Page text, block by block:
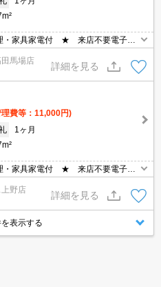
・家具家電付 ★ 来店不要電子契
Fi50/G/月無料貸出、テレビ、洗
庫、電子レンジ、掃除機、エアコ
ーテンなどの家具・家電付き。家
馬場店
詳細を見る
理費等：11,000円)
1ヶ月
・家具家電付 ★ 来店不要電子契
Fi50/G/月無料貸出、テレビ、洗
庫、電子レンジ、掃除機、エアコ
ーテンなどの家具・家電付き。家
野店
詳細を見る
表示する